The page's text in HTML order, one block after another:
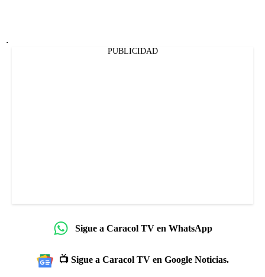
.
PUBLICIDAD
Sigue a Caracol TV en WhatsApp
📺 Sigue a Caracol TV en Google Noticias.